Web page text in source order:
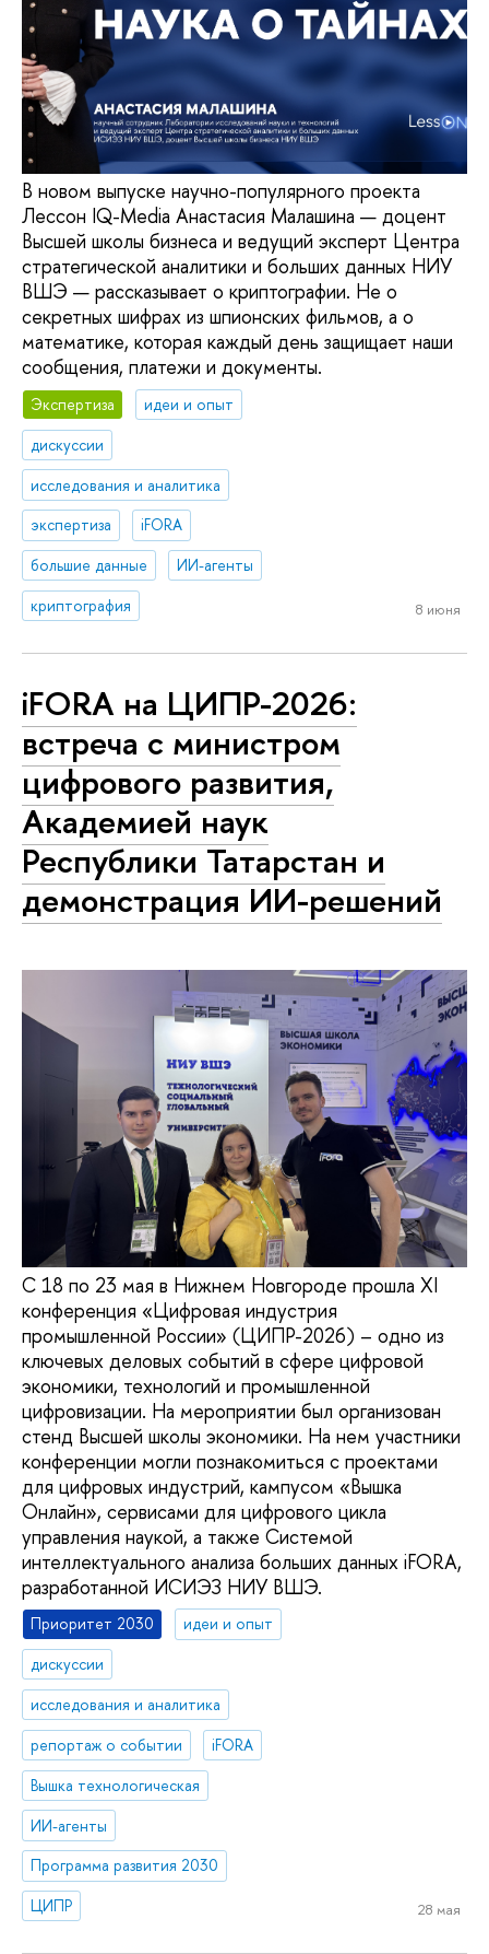
В новом выпуске научно-популярного проекта
Лессон IQ-Media Анастасия Малашина — доцент
Высшей школы бизнеса и ведущий эксперт Центра
стратегической аналитики и больших данных НИУ
ВШЭ — рассказывает о криптографии. Не о
секретных шифрах из шпионских фильмов, а о
математике, которая каждый день защищает наши
сообщения, платежи и документы.
Экспертиза
идеи и опыт
дискуссии
исследования и аналитика
экспертиза
iFORA
большие данные
ИИ-агенты
криптография
8 июня
iFORA на ЦИПР-2026:
встреча с министром
цифрового развития,
Академией наук
Республики Татарстан и
демонстрация ИИ-решений
С 18 по 23 мая в Нижнем Новгороде прошла XI
конференция «Цифровая индустрия
промышленной России» (ЦИПР-2026) – одно из
ключевых деловых событий в сфере цифровой
экономики, технологий и промышленной
цифровизации. На мероприятии был организован
стенд Высшей школы экономики. На нем участники
конференции могли познакомиться с проектами
для цифровых индустрий, кампусом «Вышка
Онлайн», сервисами для цифрового цикла
управления наукой, а также Системой
интеллектуального анализа больших данных iFORA,
разработанной ИСИЭЗ НИУ ВШЭ.
Приоритет 2030
идеи и опыт
дискуссии
исследования и аналитика
репортаж о событии
iFORA
Вышка технологическая
ИИ-агенты
Программа развития 2030
ЦИПР
28 мая